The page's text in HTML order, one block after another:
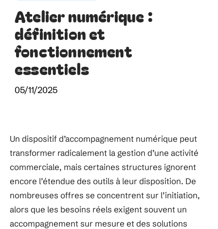
Atelier numérique :
définition et
fonctionnement
essentiels
05/11/2025
Un dispositif d’accompagnement numérique peut
transformer radicalement la gestion d’une activité
commerciale, mais certaines structures ignorent
encore l’étendue des outils à leur disposition. De
nombreuses offres se concentrent sur l’initiation,
alors que les besoins réels exigent souvent un
accompagnement sur mesure et des solutions